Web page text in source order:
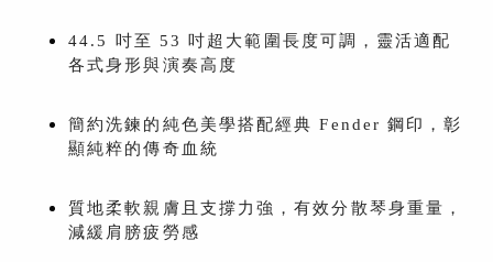
44.5 吋至 53 吋超大範圍長度可調，靈活適配
各式身形與演奏高度
簡約洗鍊的純色美學搭配經典 Fender 鋼印，彰
顯純粹的傳奇血統
質地柔軟親膚且支撐力強，有效分散琴身重量，
減緩肩膀疲勞感